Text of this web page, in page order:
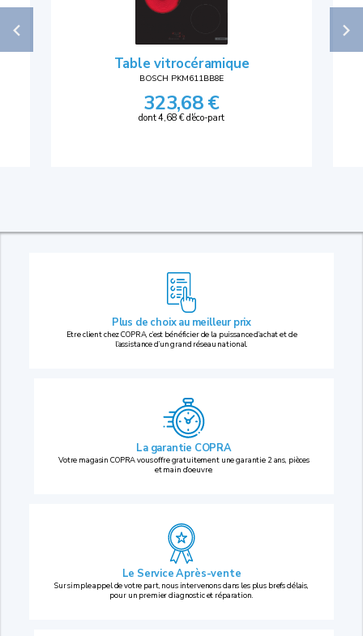
Table vitrocéramique
BOSCH PKM611BB8E
323,68 €
dont 4,68 € d'éco-part
Plus de choix au meilleur prix
Etre client chez COPRA, c’est bénéficier de la puissance d’achat et de
l’assistance d’un grand réseau national.
La garantie COPRA
Votre magasin COPRA vous offre gratuitement une garantie 2 ans, pièces
et main d’oeuvre.
Le Service Après-vente
Sur simple appel de votre part, nous intervenons dans les plus brefs délais,
pour un premier diagnostic et réparation.